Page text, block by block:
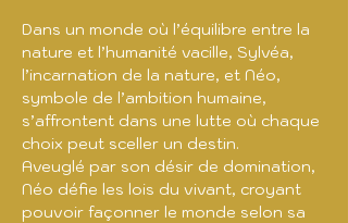
Dans un monde où l’équilibre entre la
nature et l’humanité vacille, Sylvéa,
l’incarnation de la nature, et Néo,
symbole de l’ambition humaine,
s’affrontent dans une lutte où chaque
choix peut sceller un destin.
Aveuglé par son désir de domination,
Néo défie les lois du vivant, croyant
pouvoir façonner le monde selon sa